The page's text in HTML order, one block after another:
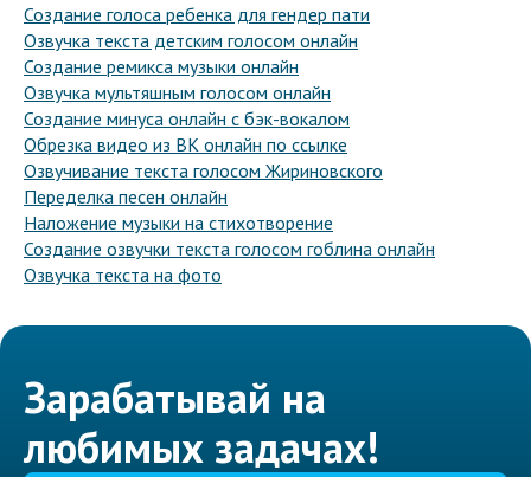
Создание голоса ребенка для гендер пати
Озвучка текста детским голосом онлайн
Создание ремикса музыки онлайн
Озвучка мультяшным голосом онлайн
Создание минуса онлайн с бэк-вокалом
Обрезка видео из ВК онлайн по ссылке
Озвучивание текста голосом Жириновского
Переделка песен онлайн
Наложение музыки на стихотворение
Создание озвучки текста голосом гоблина онлайн
Озвучка текста на фото
Зарабатывай на
любимых задачах!